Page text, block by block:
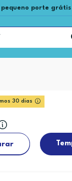
porte grátis
30 dias